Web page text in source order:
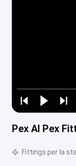
Play
Play
Play
Loaded:
0%
Pex Al Pex
Fittings per la